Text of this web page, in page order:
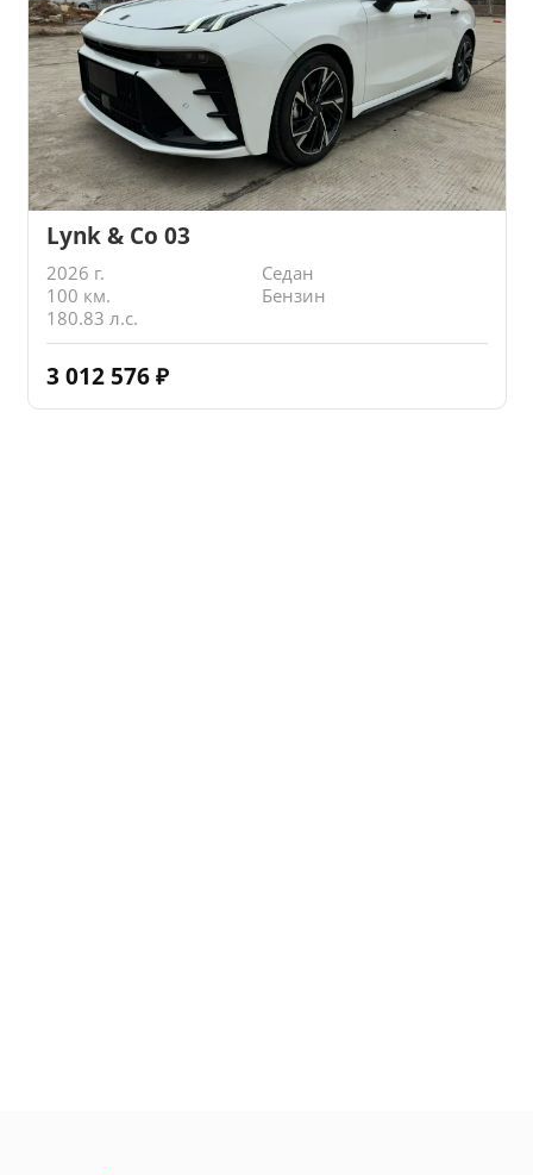
Lynk & Co 03
2026 г.
Седан
100 км.
Бензин
180.83 л.с.
3 012 576 ₽